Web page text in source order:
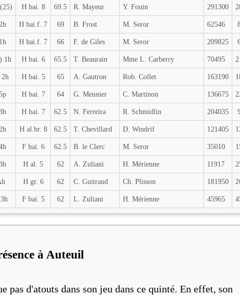
H bai. 8 69.5 R. Mayeur Y. Fouin 291300
H bai.f. 7 69 B. Frost M. Seror 62546
H bai.f. 7 66 F. de Giles M. Seror 209825
1h H bai. 6 65.5 T. Beaurain Mme L. Carberry 70495
H bai. 5 65 A. Gautron Rob. Collet 163190
H bai. 7 64 G. Meunier C. Martinon 136675
H bai. 7 62.5 N. Ferreira R. Schmidlin 204035
H al.br. 8 62.5 T. Chevillard D. Windrif 121405
F bai. 6 62.5 B. le Clerc M. Seror 35010
H al. 5 62 A. Zuliani H. Mérienne 11917
H gr. 6 62 C. Guitraud Ch. Plisson 181950
F bai. 5 62 L. Zuliani H. Mérienne 45965
à Auteuil
pas d'atouts dans son jeu dans ce quinté. En effet, son